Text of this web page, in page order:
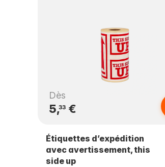
Dès
5,33€
Étiquettes d’expédition
avec avertissement, this
side up